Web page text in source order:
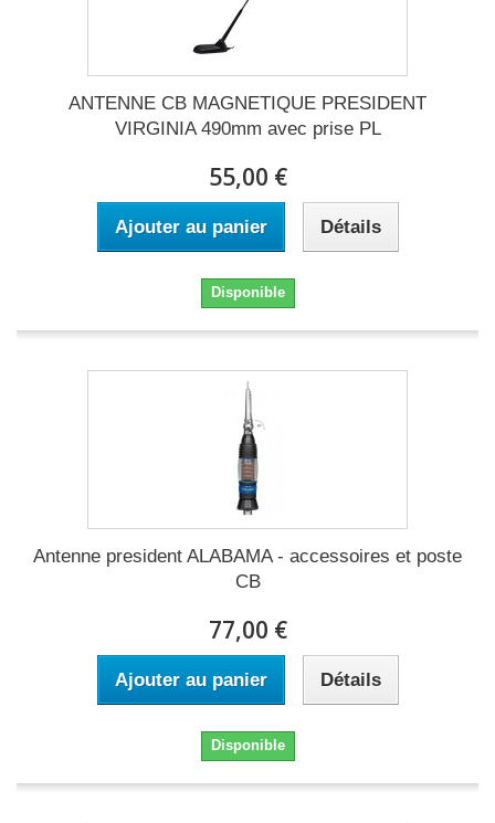
ANTENNE CB MAGNETIQUE PRESIDENT
VIRGINIA 490mm avec prise PL
55,00 €
Ajouter au panier Détails
Disponible
Antenne president ALABAMA - accessoires et poste
CB
77,00 €
Ajouter au panier Détails
Disponible